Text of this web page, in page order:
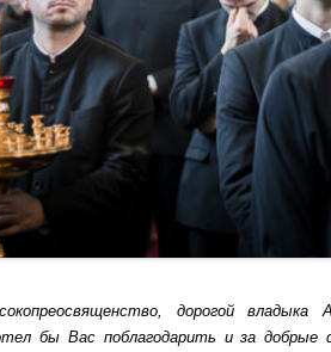
дорогой владыка
бы Вас поблагодарить и за добрые